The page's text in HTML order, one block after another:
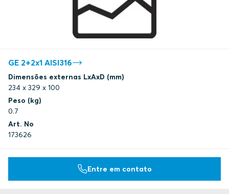
GE 2+2x1 AISI316
Dimensões externas LxAxD (mm)
234 x 329 x 100
Peso (kg)
0.7
Art. No
173626
Entre em contato